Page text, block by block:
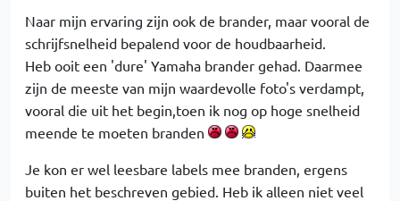
Naar mijn ervaring zijn ook de brander, maar vooral de
schrijfsnelheid bepalend voor de houdbaarheid.
Heb ooit een 'dure' Yamaha brander gehad. Daarmee
zijn de meeste van mijn waardevolle foto's verdampt,
vooral die uit het begin,toen ik nog op hoge snelheid
meende te moeten branden
Je kon er wel leesbare labels mee branden, ergens
buiten het beschreven gebied. Heb ik alleen niet veel